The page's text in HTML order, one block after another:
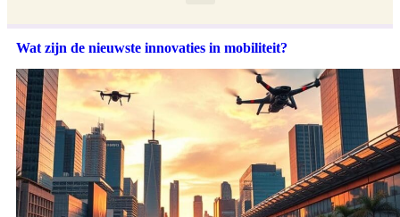
Wat zijn de nieuwste innovaties in mobiliteit?